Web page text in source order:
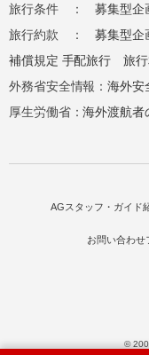
旅行条件 ：募集型企
旅行約款 ：募集型企
補償規定 手配旅行 旅
外務省安全情報：海外安
厚生労働省：海外渡航者
AGスタッフ・ガイド
お問い合わせ
©